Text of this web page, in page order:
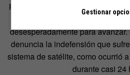
Para
Madeleine Redfern,
2012, la conexión es algo
desesperadamente para
denuncia la indefensión que
sistema de satélite, como ocurrió
durante casi 24
Gestionar